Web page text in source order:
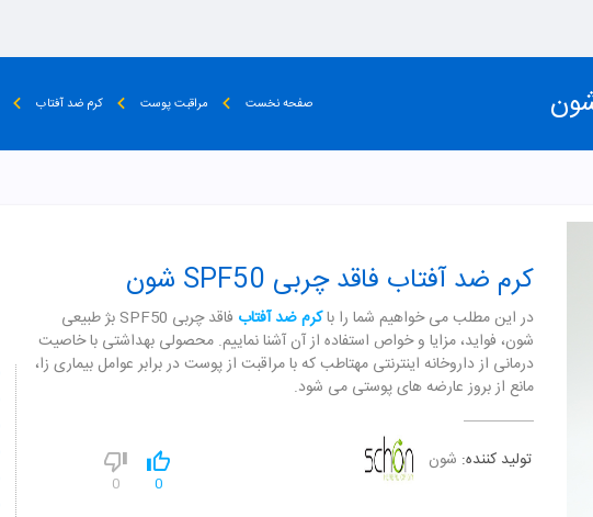
صفحه نخست مراقبت پوست کرم ضد آفتاب
کرم ضد آفتاب فاقد چربی SPF50 شون
در این مطلب می خواهیم شما را باکرم ضد آفتاب
فاقد چربی SPF50 بژ طبیعی
شون، فواید، مزایا و خواص استفاده از آن آشنا نماییم. محصولی بهداشتی با خاصیت
درمانی از داروخانه اینترنتی مهتاطب که با مراقبت از پوست در برابر عوامل بیماری زا،
مانع از بروز عارضه های پوستی می شود.
تولید کننده: شون
0
0